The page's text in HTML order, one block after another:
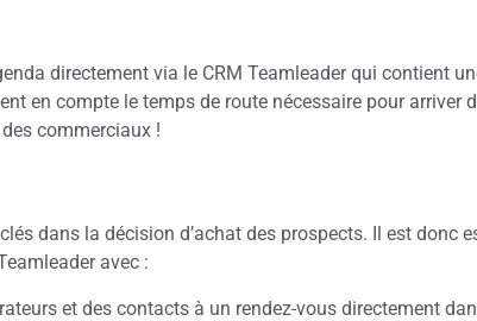
directement via le CRM Teamleader qui contient
en compte le temps de route nécessaire pour arriver
commerciaux !
dans la décision d’achat des prospects. Il est donc
avec :
et des contacts à un rendez-vous directement